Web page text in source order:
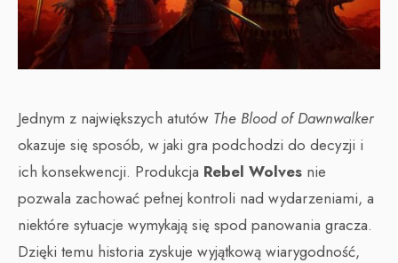
Jednym z największych atutów The Blood of Dawnwalker
okazuje się sposób, w jaki gra podchodzi do decyzji i
ich konsekwencji. Produkcja Rebel Wolves nie
pozwala zachować pełnej kontroli nad wydarzeniami, a
niektóre sytuacje wymykają się spod panowania gracza.
Dzięki temu historia zyskuje wyjątkową wiarygodność,